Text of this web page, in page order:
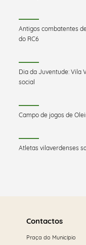
Antigos combatentes
do RC6
Dia da Juventude: Vila
social
Campo de jogos de
Atletas vilaverdenses
maisContactos
Praça do Município